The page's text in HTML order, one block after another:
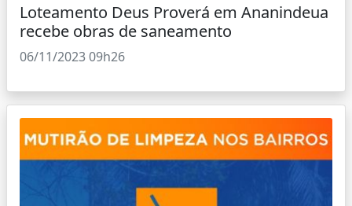
Loteamento Deus Proverá em Ananindeua
recebe obras de saneamento
06/11/2023 09h26